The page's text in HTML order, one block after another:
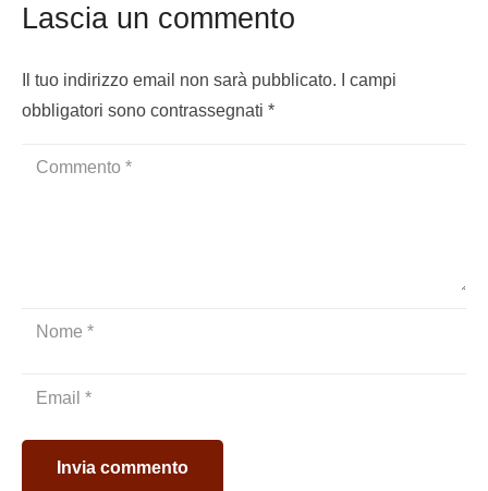
Lascia un commento
Il tuo indirizzo email non sarà pubblicato.
I campi
obbligatori sono contrassegnati *
Invia commento